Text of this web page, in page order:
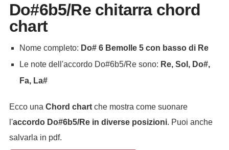
Do#6b5/Re chitarra chord
chart
Nome completo: Do# 6 Bemolle 5 con basso di Re
Le note dell'accordo Do#6b5/Re sono: Re, Sol, Do#,
Fa, La#
Ecco una Chord chartche mostra come suonare
l'accordo Do#6b5/Rein diverse posizioni. Puoi anche
salvarla in pdf.